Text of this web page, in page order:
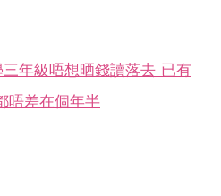
三年級唔想晒錢讀落去 已有
唔差在個年半